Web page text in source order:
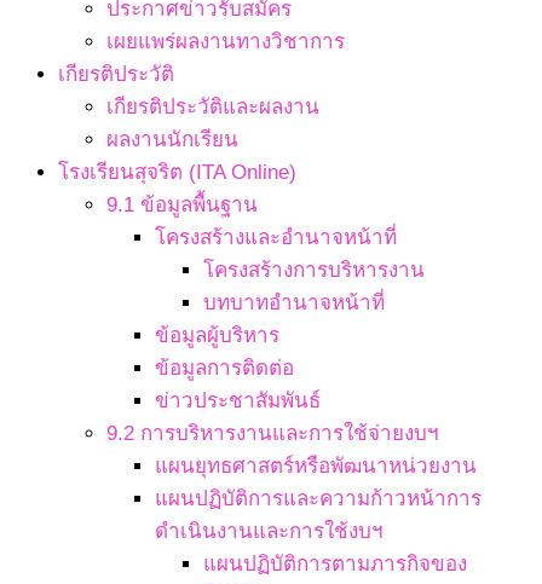
ประกาศข่าวรับสมัคร
เผยแพร่ผลงานทางวิชาการ
เกียรติประวัติ
เกียรติประวัติและผลงาน
ผลงานนักเรียน
โรงเรียนสุจริต (ITA Online)
9.1 ข้อมูลพื้นฐาน
โครงสร้างและอำนาจหน้าที่
โครงสร้างการบริหารงาน
บทบาทอำนาจหน้าที่
ข้อมูลผู้บริหาร
ข้อมูลการติดต่อ
ข่าวประชาสัมพันธ์
9.2 การบริหารงานและการใช้จ่ายงบฯ
แผนยุทธศาสตร์หรือพัฒนาหน่วยงาน
แผนปฏิบัติการและความก้าวหน้าการ
ดำเนินงานและการใช้งบฯ
แผนปฏิบัติการตามภารกิจของ